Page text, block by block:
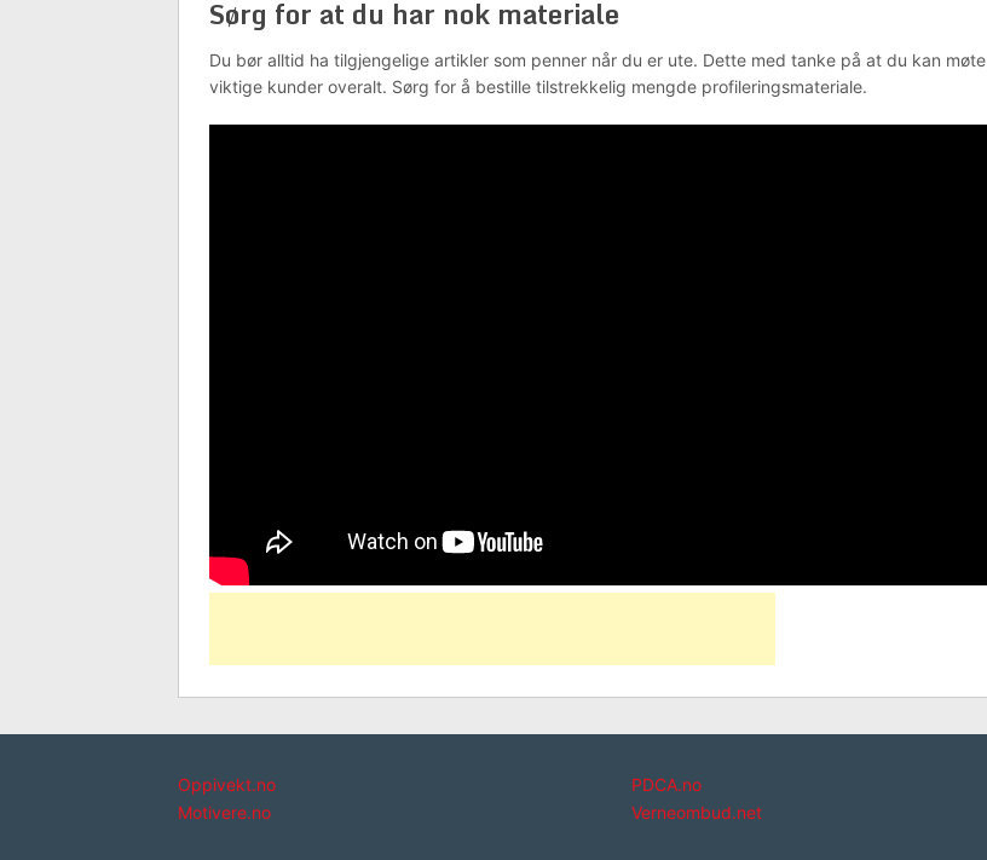
Sørg for at du har nok materiale
Du bør alltid ha tilgjengelige artikler som penner når du er ute. Dette med tanke på at du kan møte
viktige kunder overalt. Sørg for å bestille tilstrekkelig mengde profileringsmateriale.
Oppivekt.no
Motivere.no
PDCA.no
Verneombud.net